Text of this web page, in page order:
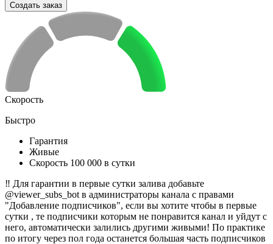
Создать заказ
Скорость
Быстро
Гарантия
Живые
Скорость 100 000 в сутки
‼️ Для гарантии в первые сутки залива добавьте
@viewer_subs_bot в администраторы канала с правами
"Добавление подписчиков", если вы хотите чтобы в первые
сутки , те подписчики которым не понравится канал и уйдут с
него, автоматически залились другими живыми! По практике
по итогу через пол года останется большая часть подписчиков